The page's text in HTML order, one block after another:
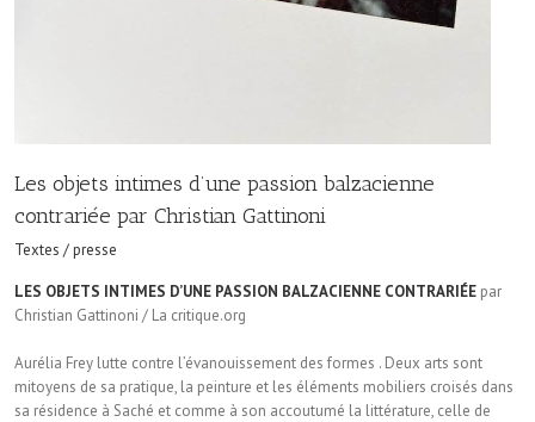
Les objets intimes d’une passion balzacienne
contrariée par Christian Gattinoni
Textes / presse
LES OBJETS INTIMES D’UNE PASSION BALZACIENNE CONTRARIÉE par
Christian Gattinoni / La critique.org
Aurélia Frey lutte contre l’évanouissement des formes . Deux arts sont
mitoyens de sa pratique, la peinture et les éléments mobiliers croisés dans
sa résidence à Saché et comme à son accoutumé la littérature, celle de